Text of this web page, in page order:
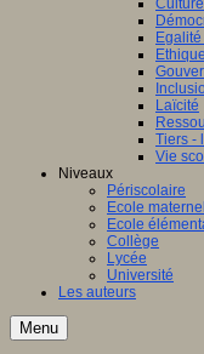
Ethique
Laïcité
Tiers -
Vie
Niveaux
Périscolaire
Ecole
Ecole
Collège
Lycée
Université
Les auteurs
Menu